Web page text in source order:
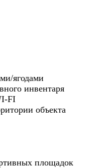
ягодами
инвентаря
FI
объекта
площадок